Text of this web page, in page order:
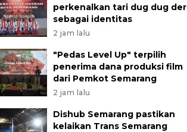
perkenalkan tari dug dug der
sebagai identitas
2 jam lalu
"Pedas Level Up" terpilih
penerima dana produksi film
dari Pemkot Semarang
2 jam lalu
Dishub Semarang pastikan
kelaikan Trans Semarang